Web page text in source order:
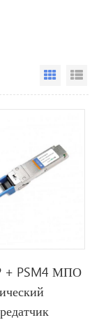
Grid
+ PSM4 МПО